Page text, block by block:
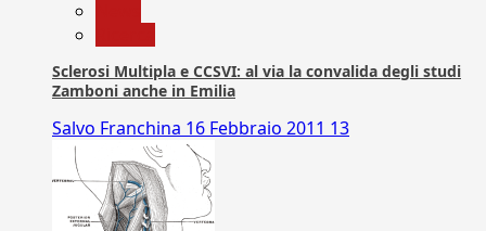
Sclerosi Multipla e CCSVI: al via la convalida degli studi
Zamboni anche in Emilia
Salvo Franchina 16 Febbraio 2011 13